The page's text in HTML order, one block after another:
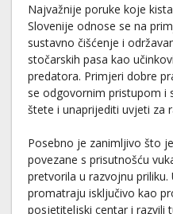
Najvažnije poruke koje
Slovenije odnose se na
sustavno čišćenje i
stočarskih pasa kao
predatora. Primjeri dobre
se odgovornim pristupom i
štete i unaprijediti uvjeti za
Posebno je zanimljivo što
povezane s prisutnošću
pretvorila u razvojnu
promatraju isključivo kao
posjetiteljski centar i razvili